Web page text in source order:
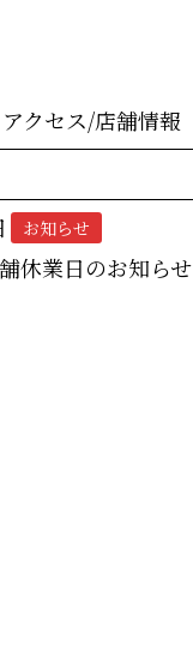
アクセス/店舗情報
お知らせ
休業日のお知らせ